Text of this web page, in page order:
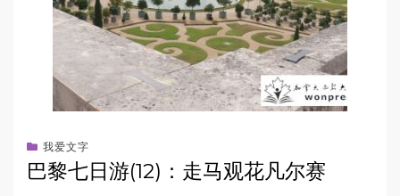
我爱文字
巴黎七日游(12)：走马观花凡尔赛